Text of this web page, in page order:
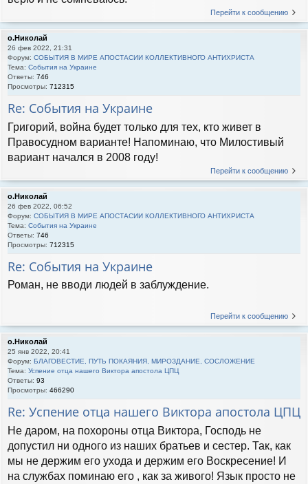
Перейти к сообщению
о.Николай
26 фев 2022, 21:31
Форум: СОБЫТИЯ В МИРЕ АПОСТАСИИ КОЛЛЕКТИВНОГО АНТИХРИСТА
Тема: События на Украине
Ответы: 746
Просмотры: 712315
Re: События на Украине
Григорий, война будет только для тех, кто живет в
Правосудном варианте! Напоминаю, что Милостивый
вариант начался в 2008 году!
Перейти к сообщению
о.Николай
26 фев 2022, 06:52
Форум: СОБЫТИЯ В МИРЕ АПОСТАСИИ КОЛЛЕКТИВНОГО АНТИХРИСТА
Тема: События на Украине
Ответы: 746
Просмотры: 712315
Re: События на Украине
Роман, не вводи людей в заблуждение.
Перейти к сообщению
о.Николай
25 янв 2022, 20:41
Форум: БЛАГОВЕСТИЕ, ПУТЬ ПОКАЯНИЯ, МИРОЗДАНИЕ, СОСЛОЖЕНИЕ
Тема: Успение отца нашего Виктора апостола ЦПЦ
Ответы: 93
Просмотры: 466290
Re: Успение отца нашего Виктора апостола ЦПЦ
Не даром, на похороны отца Виктора, Господь не
допустил ни одного из наших братьев и сестер. Так, как
мы не держим его ухода и держим его Воскресение! И
на службах поминаю его , как за живого! Язык просто не